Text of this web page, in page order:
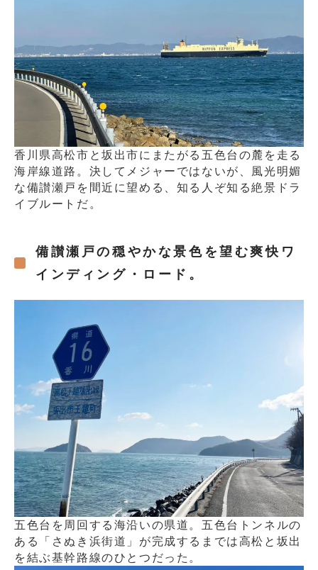
香川県高松市と坂出市にまたがる五色台の麓を走る
海岸線道路。決してメジャーではないが、風光明媚
な備讃瀬戸を間近に望める、知る人ぞ知る絶景ドラ
イブルートだ。
備讃瀬戸の穏やかな景色を望む爽快ワ
インディング・ロード。
五色台を周回する海沿いの県道。五色台トンネルの
ある「さぬき浜街道」が完成するまでは高松と坂出
を結ぶ基幹路線のひとつだった。